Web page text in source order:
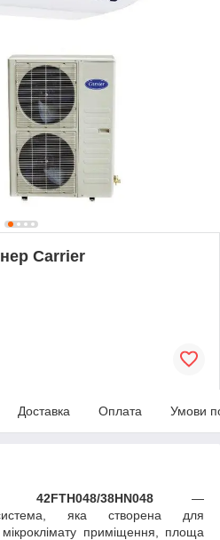
Carrier
Доставка Оплата Умови
38HN048—
система, яка створена для
приміщення, площа